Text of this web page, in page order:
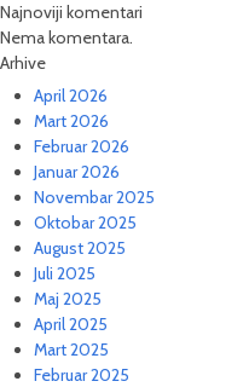
Najnoviji komentari
Nema komentara.
Arhive
April 2026
Mart 2026
Februar 2026
Januar 2026
Novembar 2025
Oktobar 2025
August 2025
Juli 2025
Maj 2025
April 2025
Mart 2025
Februar 2025